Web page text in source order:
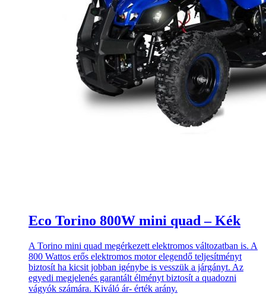
Eco Torino 800W mini quad – Kék
A Torino mini quad megérkezett elektromos változatban is. A
800 Wattos erős elektromos motor elegendő teljesítményt
biztosít ha kicsit jobban igénybe is vesszük a járgányt. Az
egyedi megjelenés garantált élményt biztosít a quadozni
vágyók számára. Kiváló ár- érték arány.